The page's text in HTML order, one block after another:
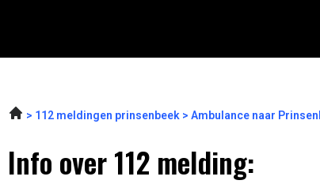
112 meldingen prinsenbeek Ambulance naar
Info over 112 melding: